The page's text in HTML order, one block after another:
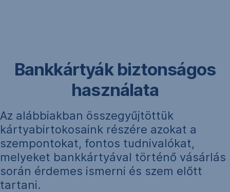
Bankkártyák biztonságos
használata
Az alábbiakban összegyűjtöttük
kártyabirtokosaink részére azokat a
szempontokat, fontos tudnivalókat,
melyeket bankkártyával történő vásárlás
során érdemes ismerni és szem előtt
tartani.